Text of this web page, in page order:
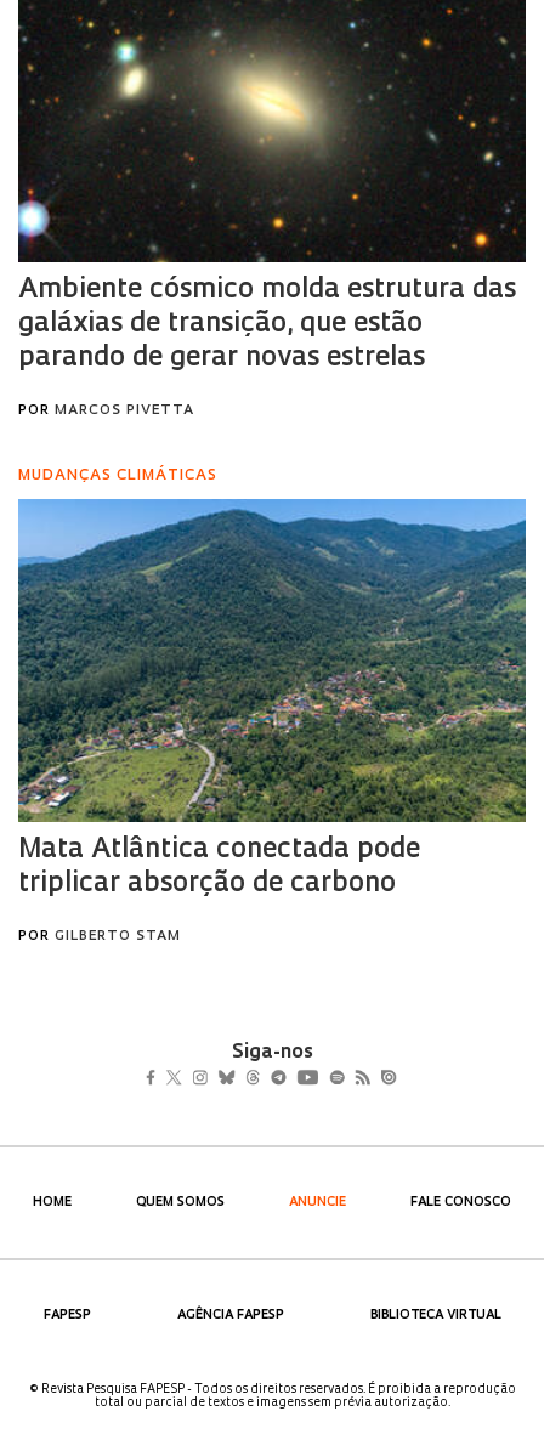
Siga-nos
HOME QUEM SOMOS ANUNCIE FALE CONOSCO
FAPESP AGÊNCIA FAPESP BIBLIOTECA VIRTUAL
© Revista Pesquisa FAPESP - Todos os direitos reservados. É proibida a reprodução
total ou parcial de textos e imagens sem prévia autorização.